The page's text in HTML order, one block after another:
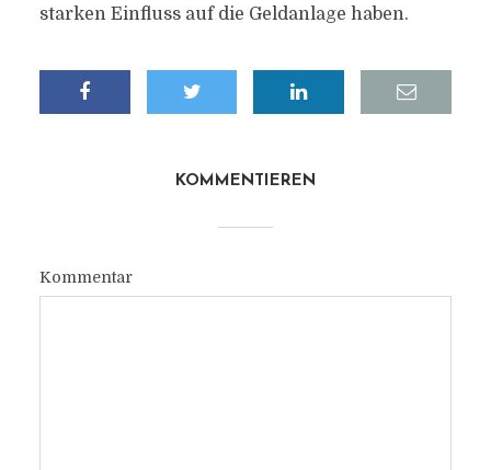
starken Einfluss auf die Geldanlage haben.
KOMMENTIEREN
Kommentar